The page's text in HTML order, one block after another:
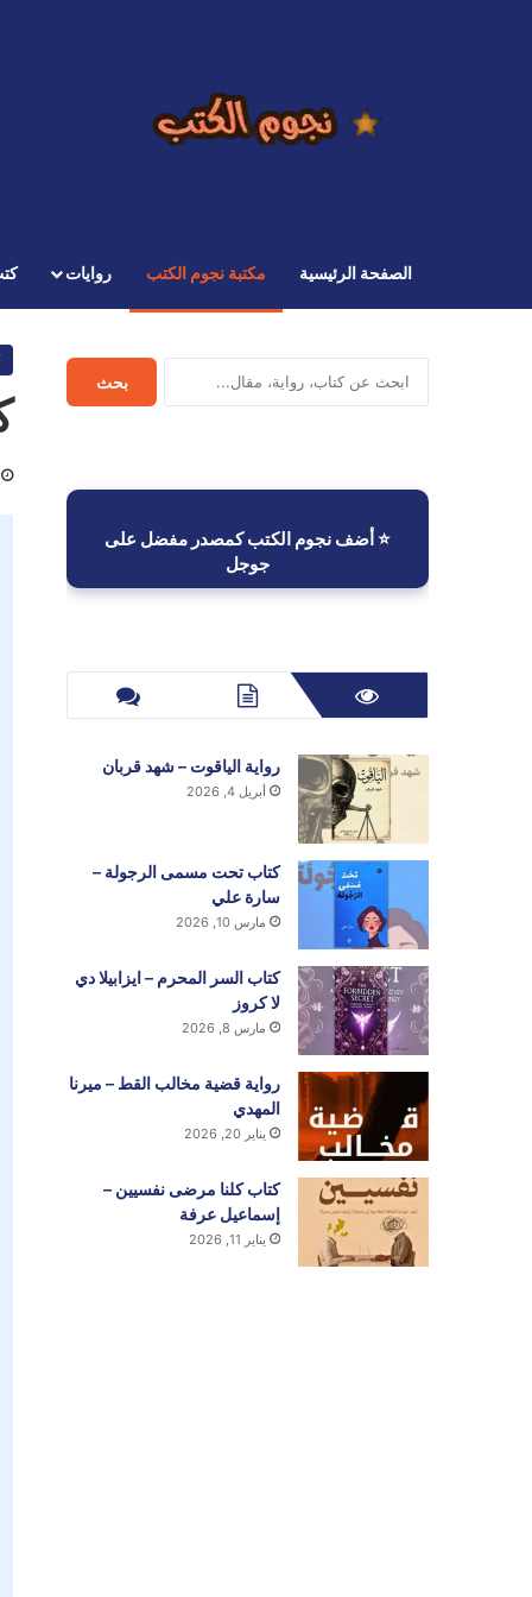
الصفحة الرئيسية مكتبة نجوم الكتب روايات
ابحث
بحث
⭐ أضف نجوم الكتب كمصدر مفضل على
جوجل
رواية الياقوت – شهد قربان
أبريل 4, 2026
كتاب تحت مسمى الرجولة –
سارة علي
مارس 10, 2026
كتاب السر المحرم – ايزابيلا دي
لا كروز
مارس 8, 2026
رواية قضية مخالب القط – ميرنا
المهدي
يناير 20, 2026
كتاب كلنا مرضى نفسيين –
إسماعيل عرفة
يناير 11, 2026